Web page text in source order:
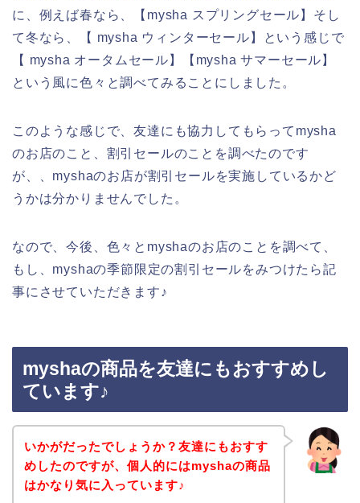
に、例えば春なら、【mysha スプリングセール】そし
て冬なら、【 mysha ウィンターセール】という感じで
【 mysha オータムセール】【mysha サマーセール】
という風に色々と調べてみることにしました。
このような感じで、友達にも協力してもらってmysha
のお店のこと、割引セールのことを調べたのです
が、、myshaのお店が割引セールを実施しているかど
うかは分かりませんでした。
なので、今後、色々とmyshaのお店のことを調べて、
もし、myshaの季節限定の割引セールをみつけたら記
事にさせていただきます♪
myshaの商品を友達にもおすすめし
ています♪
いかがだったでしょうか？友達にもおすす
めしたのですが、個人的にはmyshaの商品
はかなり気に入っています♪